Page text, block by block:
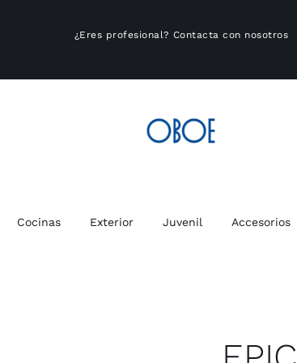
¿Eres profesional? Contacta con nosotros
Cocinas Exterior Juvenil Accesorios